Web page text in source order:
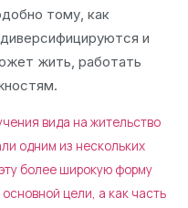
тому, как
и
жить, работать
вида на жительство
одним из нескольких
более широкую форму
цели, а как часть